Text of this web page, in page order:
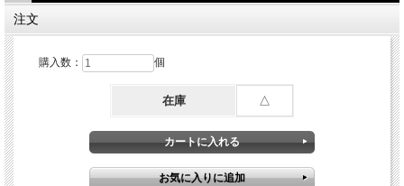
13. Waan Back / Anthony B
14. Spread Love / Roundhead
15. Bush Wacked / Josey Wales
注文
購入数： 個
在庫 △